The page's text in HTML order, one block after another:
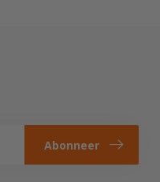
Abonneer